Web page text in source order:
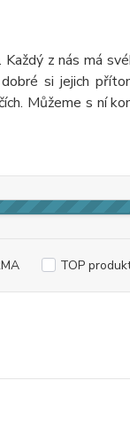
z nás má
si jejich
Můžeme s ní
TOP